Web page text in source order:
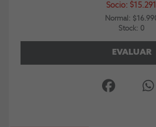
Socio: $15.291
Normal:
Stock: 0
EVALUAR